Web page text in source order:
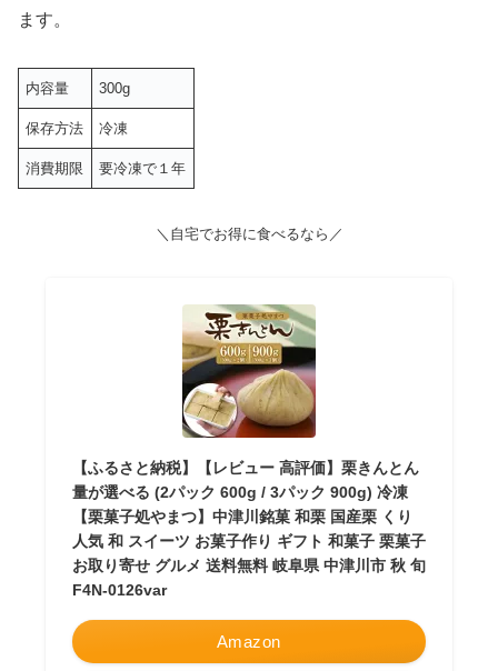
ます。
内容量 300g
保存方法 冷凍
消費期限 要冷凍で１年
＼自宅でお得に食べるなら／
【ふるさと納税】【レビュー 高評価】栗きんとん
量が選べる (2パック 600g / 3パック 900g) 冷凍
【栗菓子処やまつ】中津川銘菓 和栗 国産栗 くり
人気 和 スイーツ お菓子作り ギフト 和菓子 栗菓子
お取り寄せ グルメ 送料無料 岐阜県 中津川市 秋 旬
F4N-0126var
Amazon